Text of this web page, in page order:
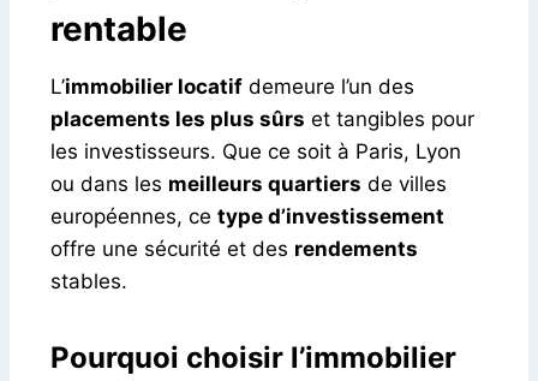
rentable
L’immobilier locatif demeure l’un des
placements les plus sûrs et tangibles pour
les investisseurs. Que ce soit à Paris, Lyon
ou dans les meilleurs quartiers de villes
européennes, ce type d’investissement
offre une sécurité et des rendements
stables.
Pourquoi choisir l’immobilier